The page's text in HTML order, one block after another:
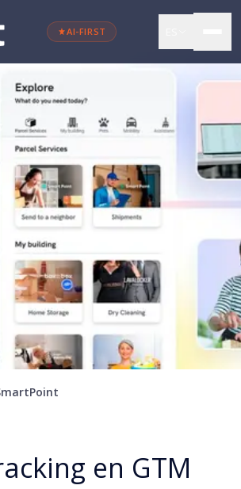
AI-FIRST
en GTM